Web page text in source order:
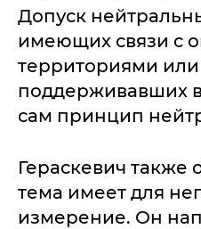
Допуск
имеющих связи с
территориями
поддерживавших
сам принцип
Гераскевич также
тема имеет для
измерение. Он